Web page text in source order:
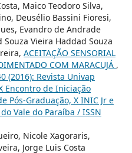
Maico Teodoro Silva,
Deusélio Bassini Fioresi,
Evandro de Andrade
Vieira Haddad Souza
ACEITAÇÃO SENSORIAL
COM MARACUJÁ ,
(2016): Revista Univap
Encontro de Iniciação
Pós-Graduação, X INIC Jr e
Vale do Paraíba / ISSN
Nicole Xagoraris,
Jorge Luis Costa